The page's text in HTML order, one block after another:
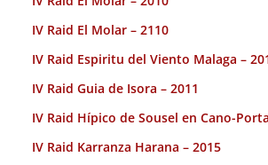
IV Raid El Molar – 2110
IV Raid Espiritu del Viento Malaga –
IV Raid Guia de Isora – 2011
IV Raid Hípico de Sousel en Cano-
IV Raid Karranza Harana – 2015